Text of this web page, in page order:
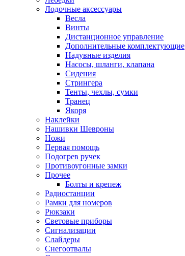
Лодочные аксессуары
Весла
Винты
Дистанционное управление
Дополнительные комплектующие
Надувные изделия
Насосы, шланги, клапана
Сидения
Стрингера
Тенты, чехлы, сумки
Транец
Якоря
Наклейки
Нашивки Шевроны
Ножи
Первая помощь
Подогрев ручек
Противоугонные замки
Прочее
Болты и крепеж
Радиостанции
Рамки для номеров
Рюкзаки
Световые приборы
Сигнализации
Слайдеры
Снегоотвалы